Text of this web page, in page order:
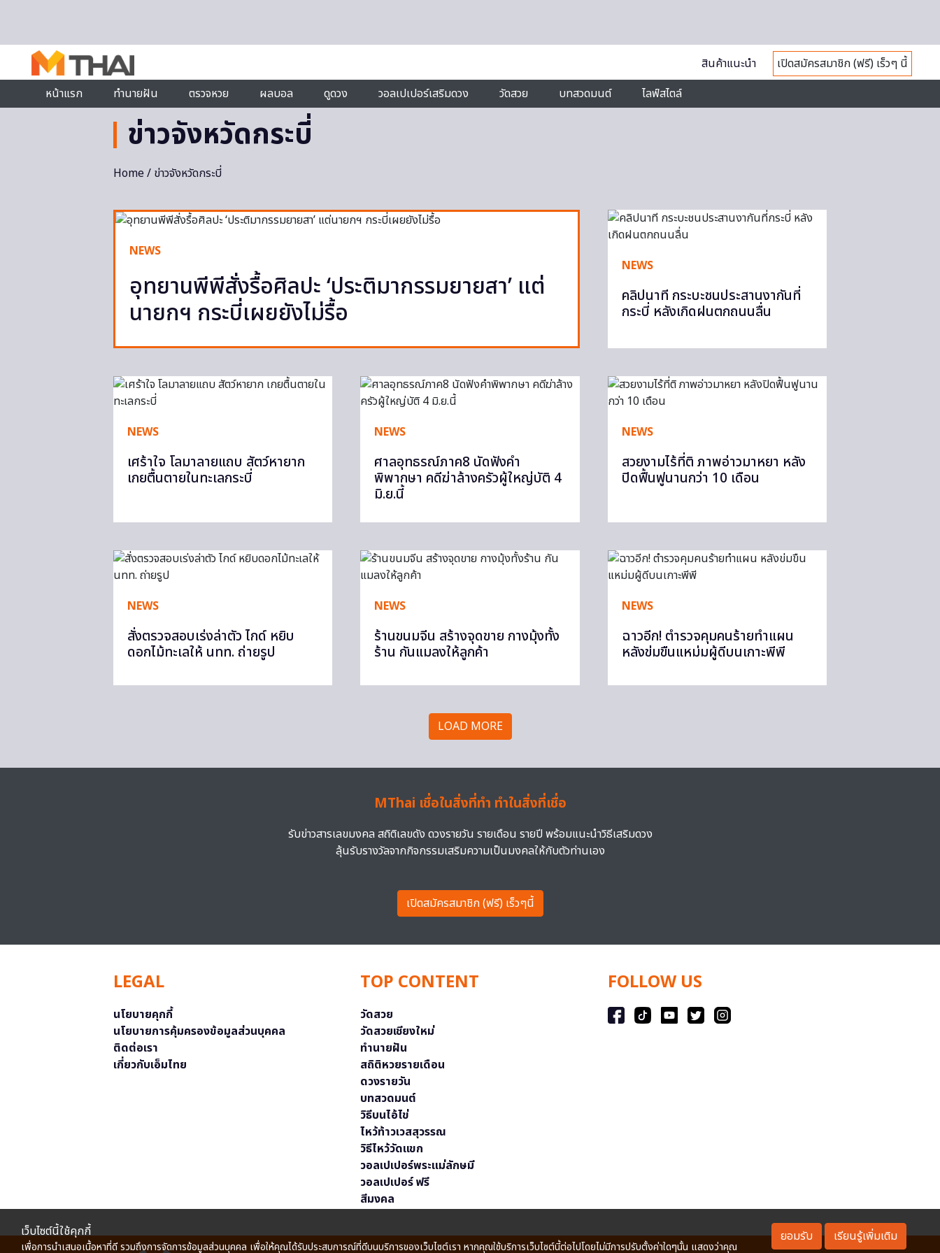
สินค้าแนะนำ
เปิดสมัครสมาชิก (ฟรี) เร็วๆ นี้
หน้าแรก
ทำนายฝัน ตรวจหวย ผลบอล ดูดวง วอลเปเปอร์เสริมดวง วัดสวย บทสวดมนต์ ไลฟ์สไตล์
ข่าวจังหวัดกระบี่
Home/ ข่าวจังหวัดกระบี่
NEWS
อุทยานพีพีสั่งรื้อศิลปะ ‘ประติมากรรมยายสา’ แต่
นายกฯ กระบี่เผยยังไม่รื้อ
NEWS
คลิปนาที กระบะชนประสานงากันที่
กระบี่ หลังเกิดฝนตกถนนลื่น
NEWS
เศร้าใจ โลมาลายแถบ สัตว์หายาก
เกยตื้นตายในทะเลกระบี่
NEWS
ศาลอุทธรณ์ภาค8 นัดฟังคำ
พิพากษา คดีฆ่าล้างครัวผู้ใหญ่บัติ 4
มิ.ย.นี้
NEWS
สวยงามไร้ที่ติ ภาพอ่าวมาหยา หลัง
ปิดฟื้นฟูนานกว่า 10 เดือน
NEWS
สั่งตรวจสอบเร่งล่าตัว ไกด์ หยิบ
ดอกไม้ทะเลให้ นทท. ถ่ายรูป
NEWS
ร้านขนมจีน สร้างจุดขาย กางมุ้งทั้ง
ร้าน กันแมลงให้ลูกค้า
NEWS
ฉาวอีก! ตำรวจคุมคนร้ายทำแผน
หลังข่มขืนแหม่มผู้ดีบนเกาะพีพี
LOAD MORE
MThai เชื่อในสิ่งที่ทำ ทำในสิ่งที่เชื่อ
รับข่าวสารเลขมงคล สถิติเลขดัง ดวงรายวัน รายเดือน รายปี พร้อมแนะนำวิธีเสริมดวง
ลุ้นรับรางวัลจากกิจกรรมเสริมความเป็นมงคลให้กับตัวท่านเอง
เปิดสมัครสมาชิก (ฟรี) เร็วๆนี้
LEGAL
นโยบายคุกกี้
นโยบายการคุ้มครองข้อมูลส่วนบุคคล
ติดต่อเรา
เกี่ยวกับเอ็มไทย
TOP CONTENT
วัดสวย
วัดสวยเชียงใหม่
ทำนายฝัน
สถิติหวยรายเดือน
ดวงรายวัน
บทสวดมนต์
วิธีบนไอ้ไข่
ไหว้ท้าวเวสสุวรรณ
วิธีไหว้วัดแขก
วอลเปเปอร์พระแม่ลักษมี
วอลเปเปอร์ ฟรี
สีมงคล
FOLLOW US
เว็บไซต์นี้ใช้คุกกี้
เพื่อการนำเสนอเนื้อหาที่ดี รวมถึงการจัดการข้อมูลส่วนบุคคล เพื่อให้คุณได้รับประสบการณ์ที่ดีบนบริการของเว็บไซต์เรา หากคุณใช้บริการเว็บไซต์นี้ต่อไปโดยไม่มีการปรับตั้งค่าใดๆนั้น แสดงว่าคุณ
ยอมรับ เรียนรู้เพิ่มเติม